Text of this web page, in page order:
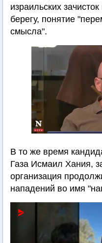
израильских
берегу, понятие
смысла".
В то же время
Газа Исмаил Хания,
организация
нападений во имя